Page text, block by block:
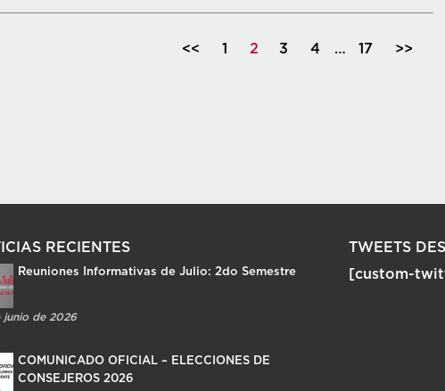
<< 1 2 3 4 … 17 >>
RECIENTES
Reuniones Informativas de Julio: 2do Semestre
junio de 2026
COMUNICADO OFICIAL – ELECCIONES DE
CONSEJEROS 2026
TWEETS
[custom-